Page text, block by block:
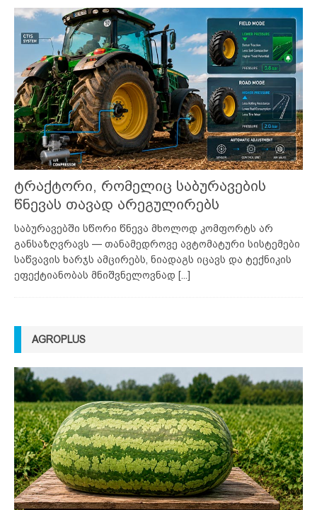
ტრაქტორი, რომელიც საბურავების
წნევას თავად არეგულირებს
საბურავებში სწორი წნევა მხოლოდ კომფორტს არ
განსაზღვრავს — თანამედროვე ავტომატური სისტემები
საწვავის ხარჯს ამცირებს, ნიადაგს იცავს და ტექნიკის
ეფექტიანობას მნიშვნელოვნად [...]
AGROPLUS